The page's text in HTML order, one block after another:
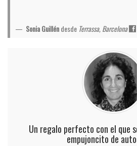
Sonia Guilléndesde Terrassa, Barcelona
Un regalo perfecto con el que
empujoncito de